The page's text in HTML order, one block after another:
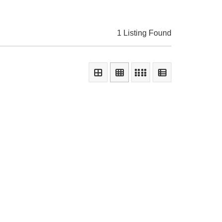
1 Listing Found